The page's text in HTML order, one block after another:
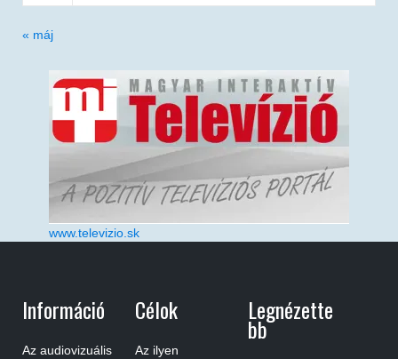
« máj
www.televizio.sk
Információ
Az audiovizuális
Célok
Az ilyen
Legnézette
Bb